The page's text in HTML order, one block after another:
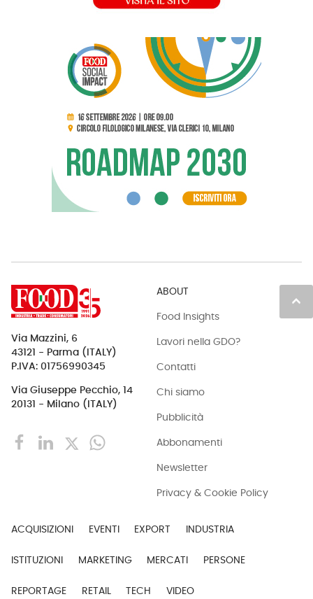
keyboard_arrow_up
Via Mazzini, 6
43121 - Parma (ITALY)
P.IVA: 01756990345
Via Giuseppe Pecchio, 14
20131 - Milano (ITALY)
ABOUT
Food Insights
Lavori nella GDO?
Contatti
Chi siamo
Pubblicità
Abbonamenti
Newsletter
Privacy & Cookie Policy
ACQUISIZIONI EVENTI EXPORT INDUSTRIA
ISTITUZIONI MARKETING MERCATI PERSONE
REPORTAGE RETAIL TECH VIDEO